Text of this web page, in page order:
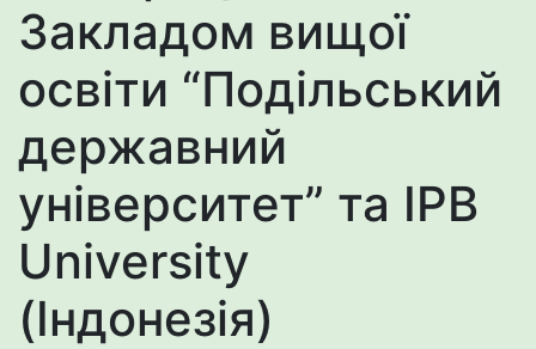
Закладом вищої
освіти “Подільський
державний
університет” та IPB
University
(Індонезія)